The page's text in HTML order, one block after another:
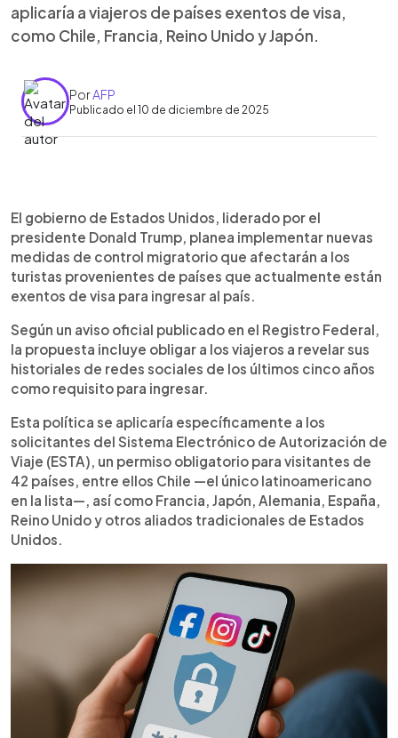
aplicaría a viajeros de países exentos de visa,
como Chile, Francia, Reino Unido y Japón.
PorAFP
Publicado el 10 de diciembre de 2025
► Escuchar artículo
El gobierno de Estados Unidos, bajo la
administración de Donald Trump, planea exigir a
los turistas de países exentos de visa que revelen
sus historiales de redes sociales de los últimos
cinco años como parte del permiso de ingreso
conocido como ESTA. La medida también incluiría
correos electrónicos, teléfonos, datos de
familiares e información biométrica. Afectaría a
viajeros de 42 países, entre ellos Chile, el único
latinoamericano en la lista. La norma entraría en
vigor en 60 días, salvo que sea impugnada. La
iniciativa forma parte del endurecimiento de las
políticas migratorias impulsadas por el
Departamento de Seguridad Nacional.
El gobierno de Estados Unidos, liderado por el
presidente Donald Trump, planea implementar nuevas
medidas de control migratorio que afectarán a los
turistas provenientes de países que actualmente están
exentos de visa para ingresar al país.
Según un aviso oficial publicado en el Registro Federal,
la propuesta incluye obligar a los viajeros a revelar sus
historiales de redes sociales de los últimos cinco años
como requisito para ingresar.
Esta política se aplicaría específicamente a los
solicitantes del Sistema Electrónico de Autorización de
Viaje (ESTA), un permiso obligatorio para visitantes de
42 países, entre ellos Chile —el único latinoamericano
en la lista—, así como Francia, Japón, Alemania, España,
Reino Unido y otros aliados tradicionales de Estados
Unidos.